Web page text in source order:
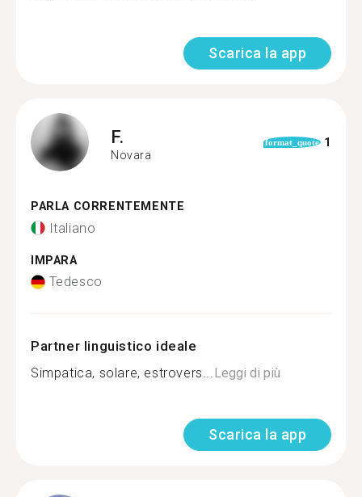
Scarica la app
F.
Novara
format_quote 1
PARLA CORRENTEMENTE
Italiano
IMPARA
Tedesco
Partner linguistico ideale
Simpatica, solare, estrovers...Leggi di più
Scarica la app